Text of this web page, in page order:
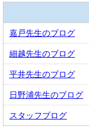
嘉戸先生のブログ
細越先生のブログ
平井先生のブログ
日野浦先生のブログ
スタッフブログ